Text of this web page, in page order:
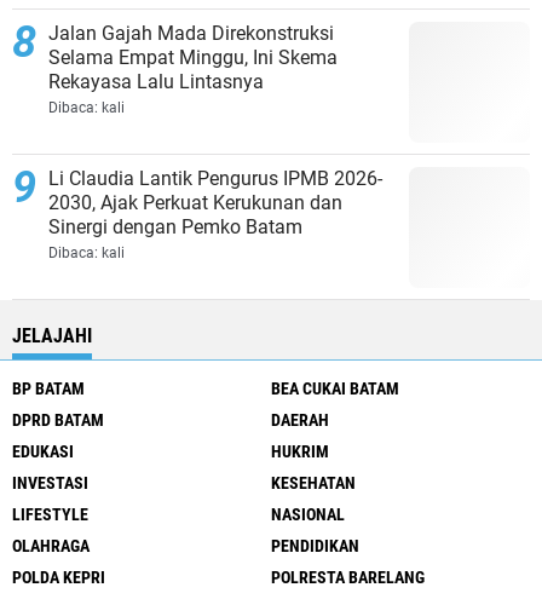
Jalan Gajah Mada Direkonstruksi
Selama Empat Minggu, Ini Skema
Rekayasa Lalu Lintasnya
Dibaca: kali
Li Claudia Lantik Pengurus IPMB 2026-
2030, Ajak Perkuat Kerukunan dan
Sinergi dengan Pemko Batam
Dibaca: kali
JELAJAHI
BP BATAM
BEA CUKAI BATAM
DPRD BATAM
DAERAH
EDUKASI
HUKRIM
INVESTASI
KESEHATAN
LIFESTYLE
NASIONAL
OLAHRAGA
PENDIDIKAN
POLDA KEPRI
POLRESTA BARELANG